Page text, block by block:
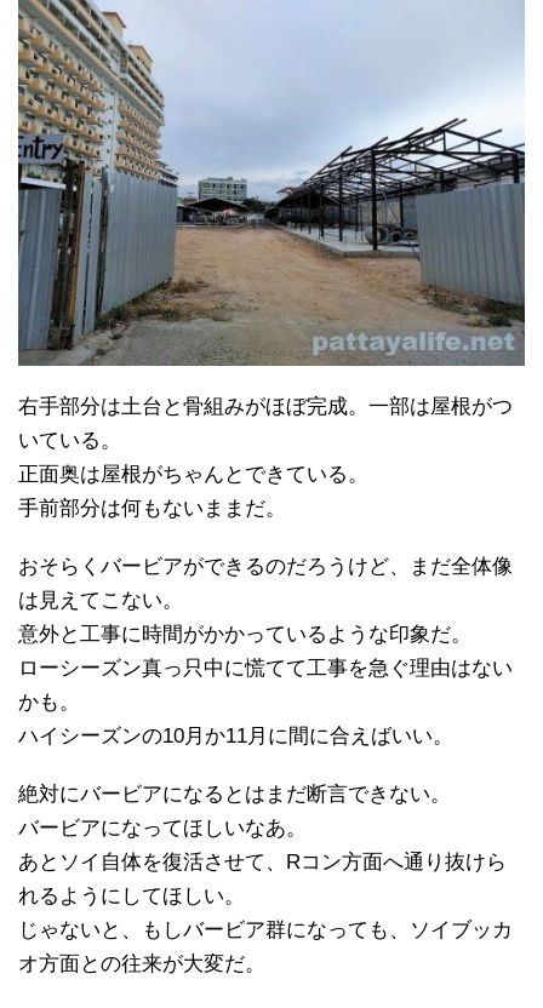
右手部分は土台と骨組みがほぼ完成。一部は屋根がつ
いている。
正面奥は屋根がちゃんとできている。
手前部分は何もないままだ。
おそらくバービアができるのだろうけど、まだ全体像
は見えてこない。
意外と工事に時間がかかっているような印象だ。
ローシーズン真っ只中に慌てて工事を急ぐ理由はない
かも。
ハイシーズンの10月か11月に間に合えばいい。
絶対にバービアになるとはまだ断言できない。
バービアになってほしいなあ。
あとソイ自体を復活させて、Rコン方面へ通り抜けら
れるようにしてほしい。
じゃないと、もしバービア群になっても、ソイブッカ
オ方面との往来が大変だ。